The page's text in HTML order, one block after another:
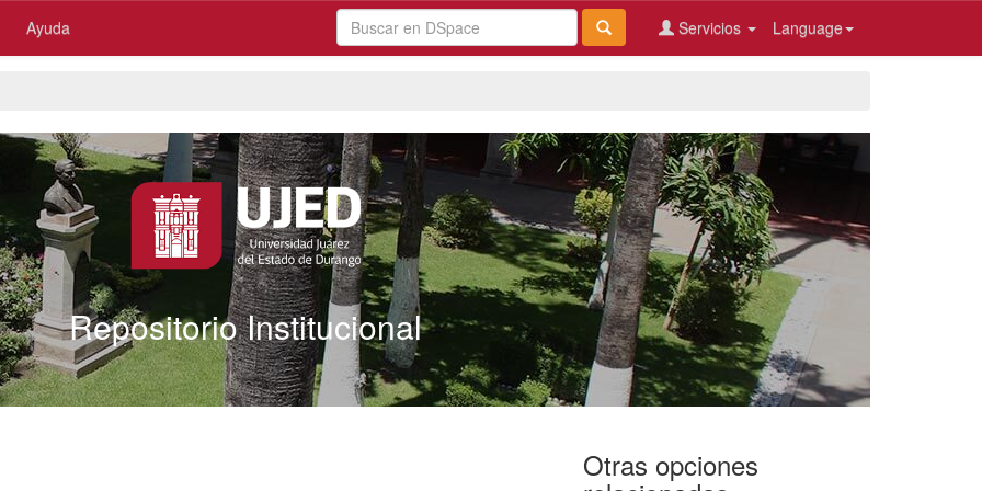
Ayuda Language
Servicios
Repositorio Institucional
Otras opciones